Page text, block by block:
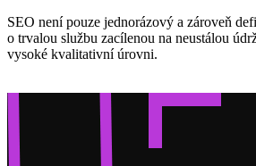
SEO není pouze jednorázový a zároveň
o trvalou službu zacílenou na neustálou
vysoké kvalitativní úrovni.